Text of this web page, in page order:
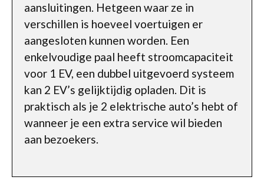
aansluitingen. Hetgeen waar ze in
verschillen is hoeveel voertuigen er
aangesloten kunnen worden. Een
enkelvoudige paal heeft stroomcapaciteit
voor 1 EV, een dubbel uitgevoerd systeem
kan 2 EV’s gelijktijdig opladen. Dit is
praktisch als je 2 elektrische auto’s hebt of
wanneer je een extra service wil bieden
aan bezoekers.